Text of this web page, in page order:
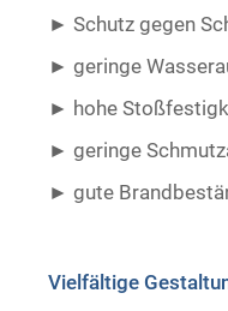
Schutz gegen
geringe
hohe
geringe
gute
Vielfältige